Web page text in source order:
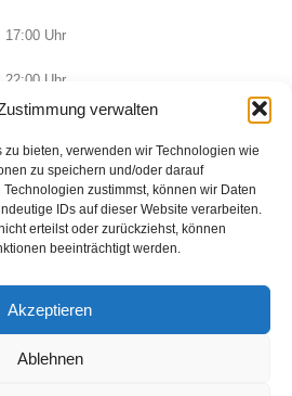
verwalten
bieten, verwenden wir Technologien wie
zu speichern und/oder darauf
zustimmst, können wir Daten
IDs auf dieser Website verarbeiten.
erteilst oder zurückziehst, können
beeinträchtigt werden.
Akzeptieren
Ablehnen
17:00 Uhr
22:00 Uhr